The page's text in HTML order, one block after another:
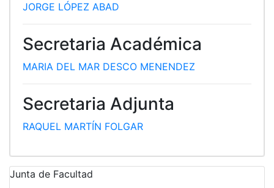
JORGE LÓPEZ ABAD
Secretaria Académica
MARIA DEL MAR DESCO MENENDEZ
Secretaria Adjunta
RAQUEL MARTÍN FOLGAR
Junta de Facultad